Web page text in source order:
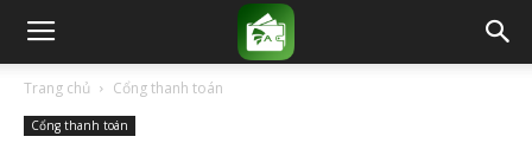
Trang chủ Cổng thanh toán
Cổng thanh toán